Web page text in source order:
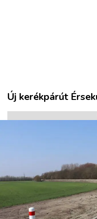
Új kerékpárút